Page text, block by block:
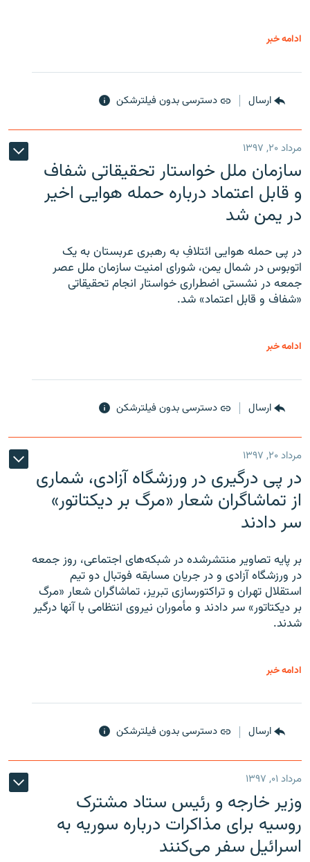
ادامه خبر
ارسال دسترسی بدون فیلترشکن
مرداد ۲۰, ۱۳۹۷
سازمان ملل خواستار تحقیقاتی شفاف
و قابل اعتماد درباره حمله هوایی اخیر
در یمن شد
در پی حمله هوایی ائتلافِ به رهبری عربستان به یک
اتوبوس در شمال یمن، شورای امنیت سازمان ملل عصر
جمعه در نشستی اضطراری خواستار انجام تحقیقاتی
«شفاف و قابل اعتماد» شد.
ادامه خبر
ارسال دسترسی بدون فیلترشکن
مرداد ۲۰, ۱۳۹۷
در پی درگیری در ورزشگاه آزادی، شماری
از تماشاگران شعار «مرگ بر دیکتاتور»
سر دادند
بر پایه تصاویر منتشرشده در شبکه‌های اجتماعی، روز جمعه
در ورزشگاه آزادی و در جریان مسابقه فوتبال دو تیم
استقلال تهران و تراکتورسازی تبریز، تماشاگران شعار «مرگ
بر دیکتاتور» سر دادند و مأموران نیروی انتظامی با آنها درگیر
شدند.
ادامه خبر
ارسال دسترسی بدون فیلترشکن
مرداد ۰۱, ۱۳۹۷
وزیر خارجه و رئیس‌ ستاد مشترک
روسیه برای مذاکرات درباره سوریه به
اسرائیل سفر می‌کنند